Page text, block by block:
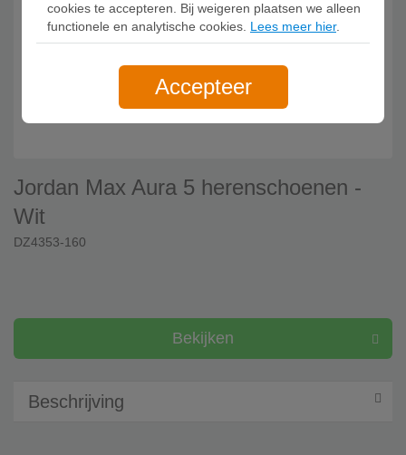
Jordan Max Aura 5 herenschoenen -
Wit
DZ4353-160
Bekijken
Beschrijving
cookies te accepteren. Bij weigeren plaatsen we alleen
functionele en analytische cookies. Lees meer hier.
Accepteer